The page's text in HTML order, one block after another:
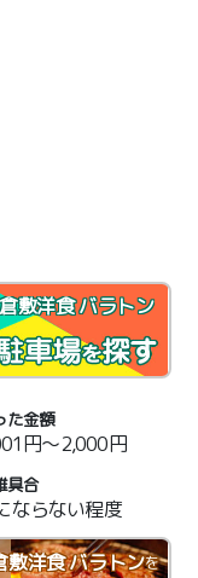
倉敷洋食 バラトン
た金額
円～2,000円
具合
ならない程度
敷洋食 バラトンを